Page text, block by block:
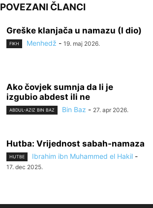
POVEZANI ČLANCI
Greške klanjača u namazu (I dio)
FIKH Menhedž - 19. maj 2026.
Ako čovjek sumnja da li je
izgubio abdest ili ne
ABDUL-AZIZ BIN BAZ Bin Baz - 27. apr 2026.
Hutba: Vrijednost sabah-namaza
HUTBE Ibrahim ibn Muhammed el Hakil -
17. dec 2025.